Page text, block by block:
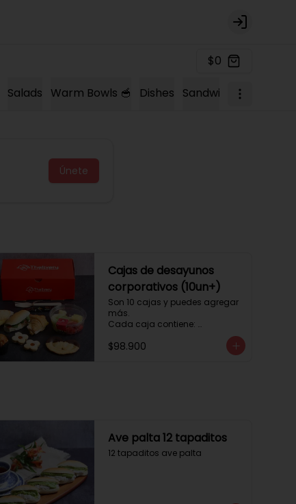
Login
$0
Salads Warm Bowls 🥣 Dishes Sandwich 🍔
Únete
Cajas de desayunos
corporativos (10un+)
Son 10 cajas y puedes agregar
más.
Cada caja contiene:
2 mini croissant jamón queso.
Estos desayunos no los
vendemos por unidad, desde 10
cajas.
$98.900
Ave palta 12 tapaditos
12 tapaditos ave palta